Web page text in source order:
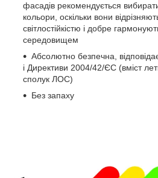
фасадів рекомендується
кольори, оскільки вони
світлостійкістю і добре
середовищем
Абсолютно безпечна,
і Директиви 2004/42/ЄС (вміст
сполук ЛОС)
Без запаху